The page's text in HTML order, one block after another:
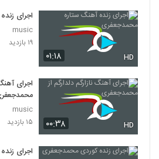
۰۱:۱۸ HD
اجرای
music
۱۹ بازدید
۰۰:۳۸ HD
اجرای
music
۱۵ بازدید
اجرای